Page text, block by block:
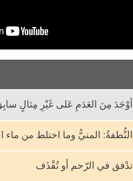
أوْجَدَ مِنَ العَدَمِ عَلى غَيْرِ مِثالٍ
النُّطفةُ: المنيُّ وما اختلط من ماء
تدْفق في الرّحم أو تُقْذَف